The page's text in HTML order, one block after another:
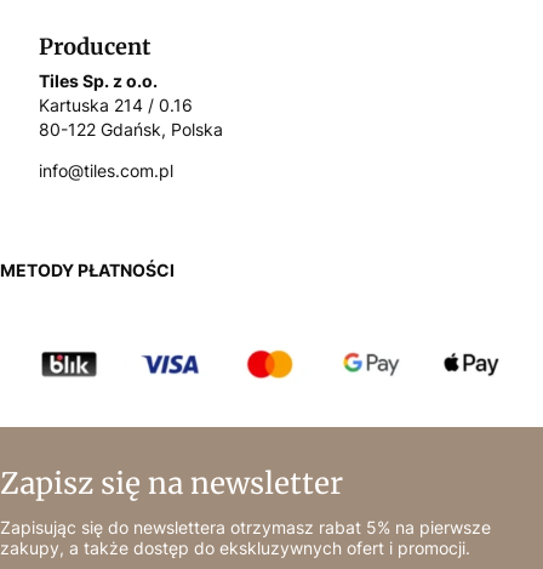
Producent
Tiles Sp. z o.o.
Kartuska 214 / 0.16
80-122 Gdańsk, Polska
info@tiles.com.pl
METODY PŁATNOŚCI
Zapisz się na newsletter
Zapisując się do newslettera otrzymasz rabat 5% na pierwsze
zakupy, a także dostęp do ekskluzywnych ofert i promocji.